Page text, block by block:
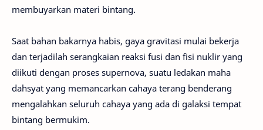
membuyarkan materi bintang.
Saat bahan bakarnya habis, gaya gravitasi mulai bekerja
dan terjadilah serangkaian reaksi fusi dan fisi nuklir yang
diikuti dengan proses supernova, suatu ledakan maha
dahsyat yang memancarkan cahaya terang benderang
mengalahkan seluruh cahaya yang ada di galaksi tempat
bintang bermukim.